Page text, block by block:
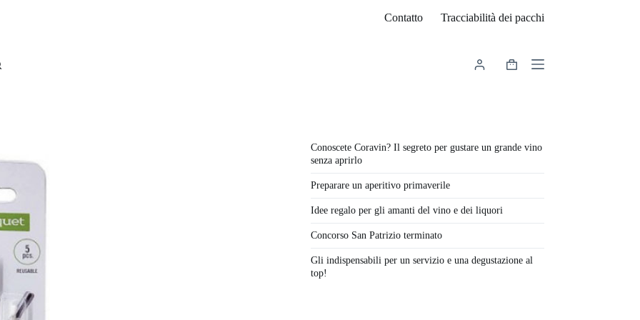
Contatto Tracciabilità dei pacchi
Carrello
Conoscete Coravin? Il segreto per gustare un grande vino
senza aprirlo
Preparare un aperitivo primaverile
Idee regalo per gli amanti del vino e dei liquori
Concorso San Patrizio terminato
Gli indispensabili per un servizio e una degustazione al
top!